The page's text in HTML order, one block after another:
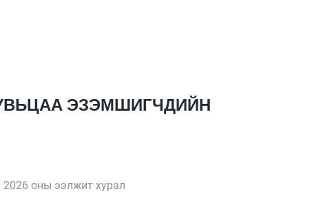
ЭЗЭМШИГЧДИЙН
оны ээлжит хурал